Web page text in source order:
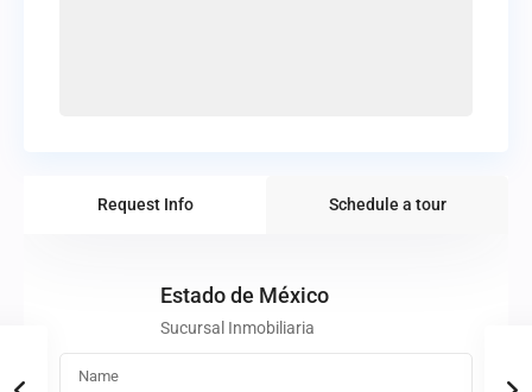
Request Info Schedule a tour
Estado de México
Sucursal Inmobiliaria